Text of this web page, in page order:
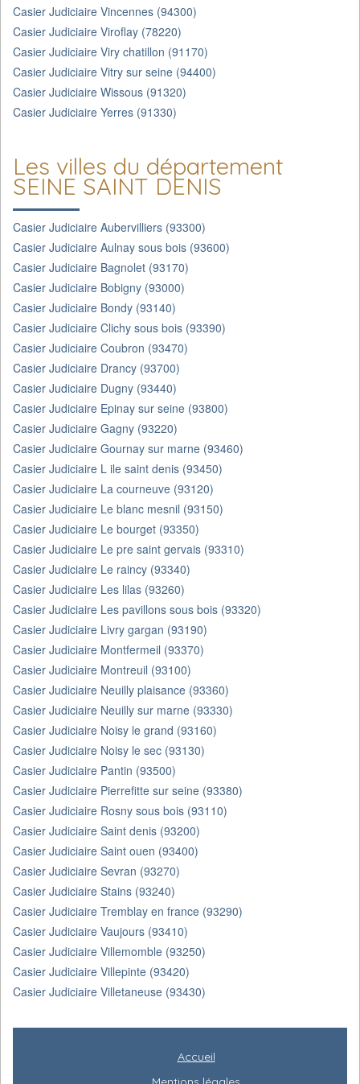
Casier Judiciaire Vincennes (94300)
Casier Judiciaire Viroflay (78220)
Casier Judiciaire Viry chatillon (91170)
Casier Judiciaire Vitry sur seine (94400)
Casier Judiciaire Wissous (91320)
Casier Judiciaire Yerres (91330)
Les villes du département
SEINE SAINT DENIS
Casier Judiciaire Aubervilliers (93300)
Casier Judiciaire Aulnay sous bois (93600)
Casier Judiciaire Bagnolet (93170)
Casier Judiciaire Bobigny (93000)
Casier Judiciaire Bondy (93140)
Casier Judiciaire Clichy sous bois (93390)
Casier Judiciaire Coubron (93470)
Casier Judiciaire Drancy (93700)
Casier Judiciaire Dugny (93440)
Casier Judiciaire Epinay sur seine (93800)
Casier Judiciaire Gagny (93220)
Casier Judiciaire Gournay sur marne (93460)
Casier Judiciaire L ile saint denis (93450)
Casier Judiciaire La courneuve (93120)
Casier Judiciaire Le blanc mesnil (93150)
Casier Judiciaire Le bourget (93350)
Casier Judiciaire Le pre saint gervais (93310)
Casier Judiciaire Le raincy (93340)
Casier Judiciaire Les lilas (93260)
Casier Judiciaire Les pavillons sous bois (93320)
Casier Judiciaire Livry gargan (93190)
Casier Judiciaire Montfermeil (93370)
Casier Judiciaire Montreuil (93100)
Casier Judiciaire Neuilly plaisance (93360)
Casier Judiciaire Neuilly sur marne (93330)
Casier Judiciaire Noisy le grand (93160)
Casier Judiciaire Noisy le sec (93130)
Casier Judiciaire Pantin (93500)
Casier Judiciaire Pierrefitte sur seine (93380)
Casier Judiciaire Rosny sous bois (93110)
Casier Judiciaire Saint denis (93200)
Casier Judiciaire Saint ouen (93400)
Casier Judiciaire Sevran (93270)
Casier Judiciaire Stains (93240)
Casier Judiciaire Tremblay en france (93290)
Casier Judiciaire Vaujours (93410)
Casier Judiciaire Villemomble (93250)
Casier Judiciaire Villepinte (93420)
Casier Judiciaire Villetaneuse (93430)
Accueil